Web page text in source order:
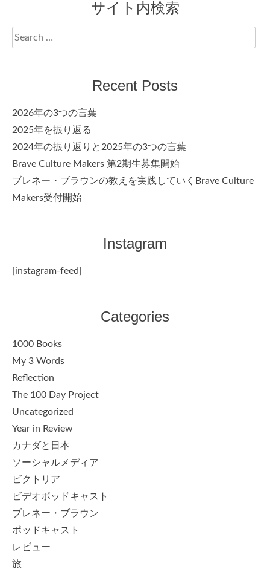
サイト内検索
Search
for:
Recent Posts
2026年の3つの言葉
2025年を振り返る
2024年の振り返りと2025年の3つの言葉
Brave Culture Makers 第2期生募集開始
ブレネー・ブラウンの教えを実践していくBrave Culture
Makers受付開始
Instagram
[instagram-feed]
Categories
1000 Books
My 3 Words
Reflection
The 100 Day Project
Uncategorized
Year in Review
カナダと日本
ソーシャルメディア
ビクトリア
ビデオポッドキャスト
ブレネー・ブラウン
ポッドキャスト
レビュー
旅